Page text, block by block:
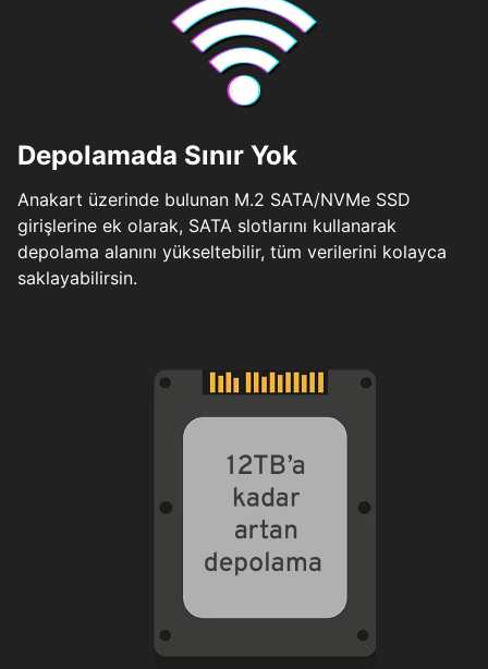
Depolamada Sınır Yok
Anakart üzerinde bulunan M.2 SATA/NVMe SSD
girişlerine ek olarak, SATA slotlarını kullanarak
depolama alanını yükseltebilir, tüm verilerini kolayca
saklayabilirsin.